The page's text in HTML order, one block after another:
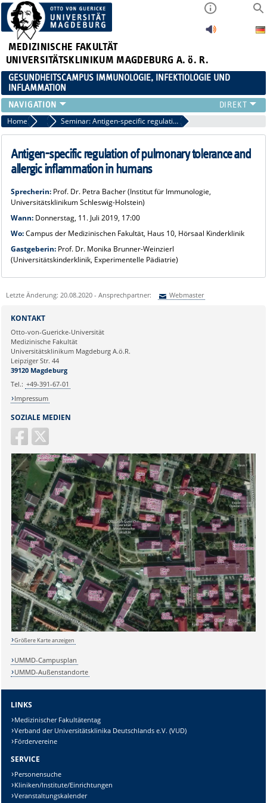
MEDIZINISCHE FAKULTÄT
UNIVERSITÄTSKLINIKUM MAGDEBURG A. ö. R.
GESUNDHEITSCAMPUS IMMUNOLOGIE, INFEKTIOLOGIE UND
INFLAMMATION
ÜBER UNS
MITGLIEDER
PAPER D. JAHRES
AKTUELLES
VERANSTALTUNGEN
Home Veranstaltungen 2019 Seminar: Antigen-specific regulation of pulmonary tolerance and allergic inflammation in humans
Antigen-specific regulation of pulmonary tolerance and
allergic inflammation in humans
Sprecherin:Prof. Dr. Petra Bacher (Institut für Immunologie,
Universitätsklinikum Schleswig-Holstein)
Wann:Donnerstag, 11. Juli 2019, 17:00
Wo:Campus der Medizinischen Fakultät, Haus 10, Hörsaal Kinderklinik
Gastgeberin:Prof. Dr. Monika Brunner-Weinzierl
(Universitätskinderklinik, Experimentelle Pädiatrie)
Letzte Änderung: 20.08.2020 - Ansprechpartner: Webmaster
Ihre E-Mailadresse:
Ihr Anliegen:
Sicherheitsabfrage:
Lösung:
SOZIALE MEDIEN
KONTAKT
Otto-von-Guericke-Universität
Medizinische Fakultät
Universitätsklinikum Magdeburg A.ö.R.
Leipziger Str. 44
39120 Magdeburg
Tel.: +49-391-67-01
Impressum
Größere Karte anzeigen
UMMD-Campusplan
UMMD-Außenstandorte
LINKS
Medizinischer Fakultätentag
Verband der Universitätsklinika Deutschlands e.V. (VUD)
Fördervereine
SERVICE
Personensuche
Kliniken/Institute/Einrichtungen
Veranstaltungskalender